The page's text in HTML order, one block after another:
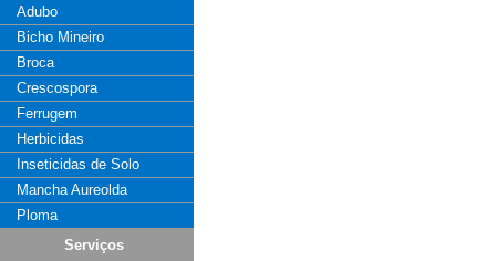
Adubo
Bicho Mineiro
Broca
Crescospora
Ferrugem
Herbicidas
Inseticidas de Solo
Mancha Aureolda
Ploma
Serviços